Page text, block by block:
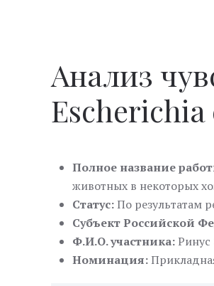
Анализ
Escherichia
Полное название
животных в некоторых
Статус:По результатам
Субъект Российской
Ф.И.О. участника:Ринус
Номинация: